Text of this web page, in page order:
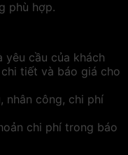
phù hợp.
yêu cầu của khách
tiết và báo giá cho
nhân công, chi phí
chi phí trong báo